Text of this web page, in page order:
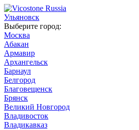
Ульяновск
Выберите город:
Москва
Абакан
Армавир
Архангельск
Барнаул
Белгород
Благовещенск
Брянск
Великий Новгород
Владивосток
Владикавказ